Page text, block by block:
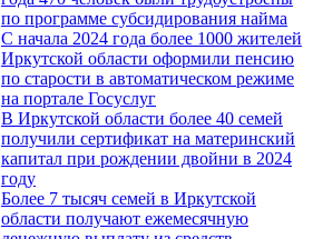
по программе субсидирования найма
С начала 2024 года более 1000 жителей
Иркутской области оформили пенсию
по старости в автоматическом режиме
на портале Госуслуг
В Иркутской области более 40 семей
получили сертификат на материнский
капитал при рождении двойни в 2024
году
Более 7 тысяч семей в Иркутской
области получают ежемесячную